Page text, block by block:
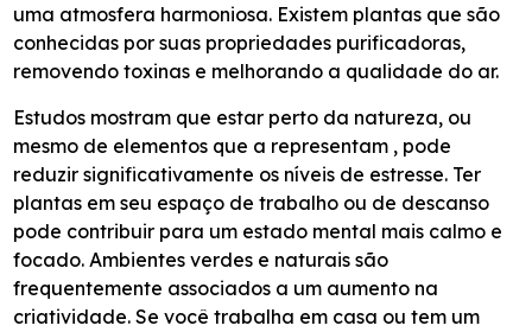
uma atmosfera harmoniosa. Existem plantas que são
conhecidas por suas propriedades purificadoras,
removendo toxinas e melhorando a qualidade do ar.
Estudos mostram que estar perto da natureza, ou
mesmo de elementos que a representam , pode
reduzir significativamente os níveis de estresse. Ter
plantas em seu espaço de trabalho ou de descanso
pode contribuir para um estado mental mais calmo e
focado. Ambientes verdes e naturais são
frequentemente associados a um aumento na
criatividade. Se você trabalha em casa ou tem um